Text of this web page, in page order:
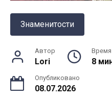
Знаменитости
Автор
Lori
Время
8
Опубликовано
08.07.2026